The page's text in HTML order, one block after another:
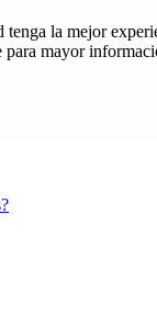
la mejor
para mayor